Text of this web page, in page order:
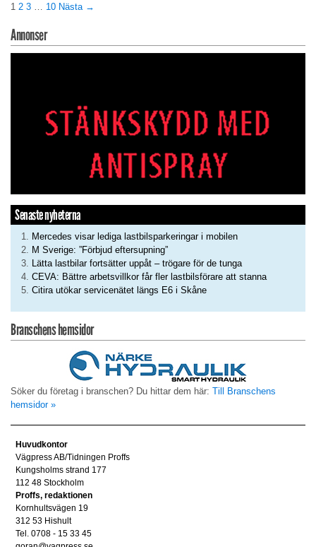
1 2 3 10 Nästa →
Annonser
Senaste nyheterna
Mercedes visar lediga lastbilsparkeringar i mobilen
M Sverige: ”Förbjud eftersupning”
Lätta lastbilar fortsätter uppåt – trögare för de tunga
CEVA: Bättre arbetsvillkor får fler lastbilsförare att stanna
Citira utökar servicenätet längs E6 i Skåne
Branschens hemsidor
Söker du företag i branschen? Du hittar dem här: Till Branschens
hemsidor »
Huvudkontor
Vägpress AB/Tidningen Proffs
Kungsholms strand 177
112 48 Stockholm
Proffs, redaktionen
Kornhultsvägen 19
312 53 Hishult
Tel. 0708 - 15 33 45